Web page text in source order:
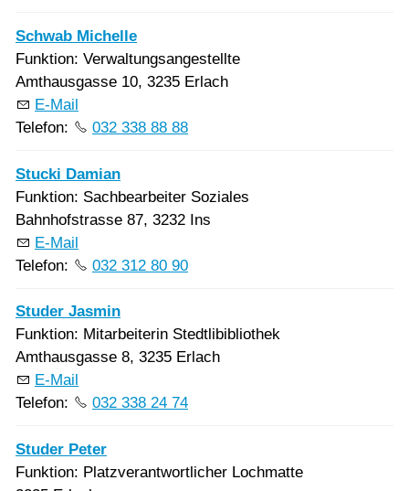
Schwab Michelle
Funktion: Verwaltungsangestellte
Amthausgasse 10, 3235 Erlach
E-Mail
Telefon:
032 338 88 88
Stucki Damian
Funktion: Sachbearbeiter Soziales
Bahnhofstrasse 87, 3232 Ins
E-Mail
Telefon:
032 312 80 90
Studer Jasmin
Funktion: Mitarbeiterin Stedtlibibliothek
Amthausgasse 8, 3235 Erlach
E-Mail
Telefon:
032 338 24 74
Studer Peter
Funktion: Platzverantwortlicher Lochmatte